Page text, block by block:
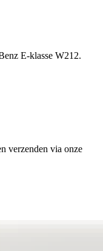
E-klasse W212.
verzenden via onze